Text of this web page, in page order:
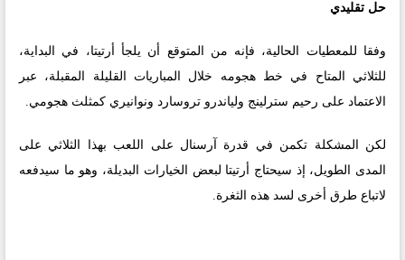
حل تقليدي
وفقا للمعطيات الحالية، فإنه من المتوقع أن يلجأ أرتيتا، في البداية،
للثلاثي المتاح في خط هجومه خلال المباريات القليلة المقبلة، عبر
الاعتماد على رحيم سترلينج ولياندرو تروسارد ونوانيري كمثلث هجومي.
لكن المشكلة تكمن في قدرة آرسنال على اللعب بهذا الثلاثي على
المدى الطويل، إذ سيحتاج أرتيتا لبعض الخيارات البديلة، وهو ما سيدفعه
لاتباع طرق أخرى لسد هذه الثغرة.